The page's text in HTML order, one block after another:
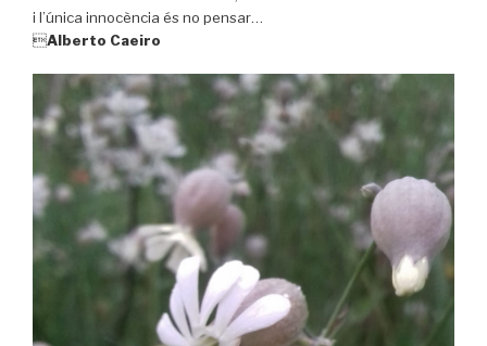
i l’única innocència és no pensar…
Alberto Caeiro